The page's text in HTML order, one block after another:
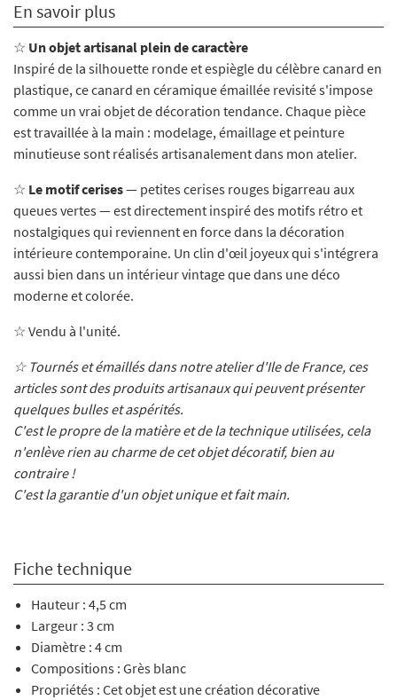
En savoir plus
☆ Un objet artisanal plein de caractère
Inspiré de la silhouette ronde et espiègle du célèbre canard en
plastique, ce canard en céramique émaillée revisité s'impose
comme un vrai objet de décoration tendance. Chaque pièce
est travaillée à la main : modelage, émaillage et peinture
minutieuse sont réalisés artisanalement dans mon atelier.
☆ Le motif cerises— petites cerises rouges bigarreau aux
queues vertes — est directement inspiré des motifs rétro et
nostalgiques qui reviennent en force dans la décoration
intérieure contemporaine. Un clin d'œil joyeux qui s'intégrera
aussi bien dans un intérieur vintage que dans une déco
moderne et colorée.
☆ Vendu à l'unité.
☆ Tournés et émaillés dans notre atelier d'Ile de France, ces
articles sont des produits artisanaux qui peuvent présenter
quelques bulles et aspérités.
C'est le propre de la matière et de la technique utilisées, cela
n'enlève rien au charme de cet objet décoratif, bien au
contraire !
C'est la garantie d'un objet unique et fait main.
Fiche technique
Hauteur : 4,5 cm
Largeur : 3 cm
Diamètre : 4 cm
Compositions : Grès blanc
Propriétés : Cet objet est une création décorative